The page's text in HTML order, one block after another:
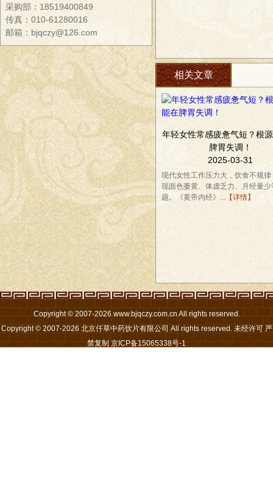
相关文章
年轻女性常感疲惫气短？根
脾胃失调！
2025-03-31
现代女性工作压力大，饮食不规律
现面色萎黄、体虚乏力、月经量少
题。《黄帝内经》... 【详情】
采购部：18519400849
传真：010-61280016
邮箱：bjqczy@126.com
Copyright © 2007-2026 www.bjqczy.com.cn All rights reserved.
Copyright © 2007-2026 北京仟草中药饮片有限公司 All rights reserved. 未经许可 严
禁复制 京ICP备15065338号-1